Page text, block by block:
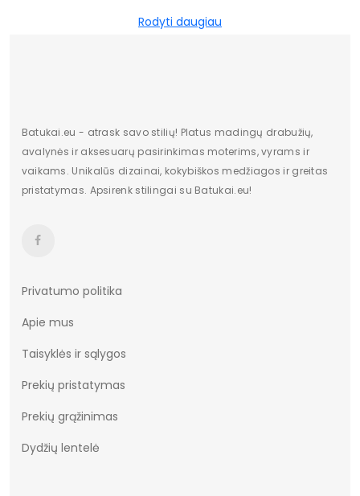
Rodyti daugiau
Batukai.eu - atrask savo stilių! Platus madingų drabužių,
avalynės ir aksesuarų pasirinkimas moterims, vyrams ir
vaikams. Unikalūs dizainai, kokybiškos medžiagos ir greitas
pristatymas. Apsirenk stilingai su Batukai.eu!
Privatumo politika
Apie mus
Taisyklės ir sąlygos
Prekių pristatymas
Prekių grąžinimas
Dydžių lentelė